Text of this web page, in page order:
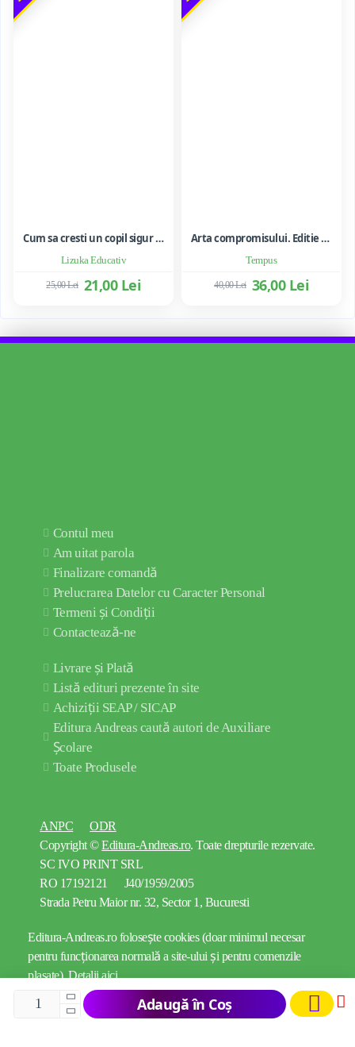
Adaugă în Coș
Lizuka Educativ
Cum sa cresti un copil sigur de sine ... si sa-i consolidezi autostima
21,00 Lei
25,00 Lei
Tempus
Arta compromisului. Editie ne varietur - Ileana Vulpescu
36,00 Lei
40,00 Lei
Contul meu
Am uitat parola
Finalizare comandă
Prelucrarea Datelor cu Caracter Personal
Termeni și Condiții
Contactează-ne
Livrare și Plată
Listă edituri prezente în site
Achiziții SEAP / SICAP
Editura Andreas caută autori de Auxiliare
Școlare
Toate Produsele
ANPC
ODR
Copyright ©Editura-Andreas.ro. Toate drepturile rezervate.
SC IVO PRINT SRL
RO 17192121 J40/1959/2005
Strada Petru Maior nr. 32, Sector 1, Bucuresti
Editura-Andreas.ro folosește cookies (doar minimul necesar
pentru funcționarea normală a site-ului și pentru comenzile
plasate).Detalii aici